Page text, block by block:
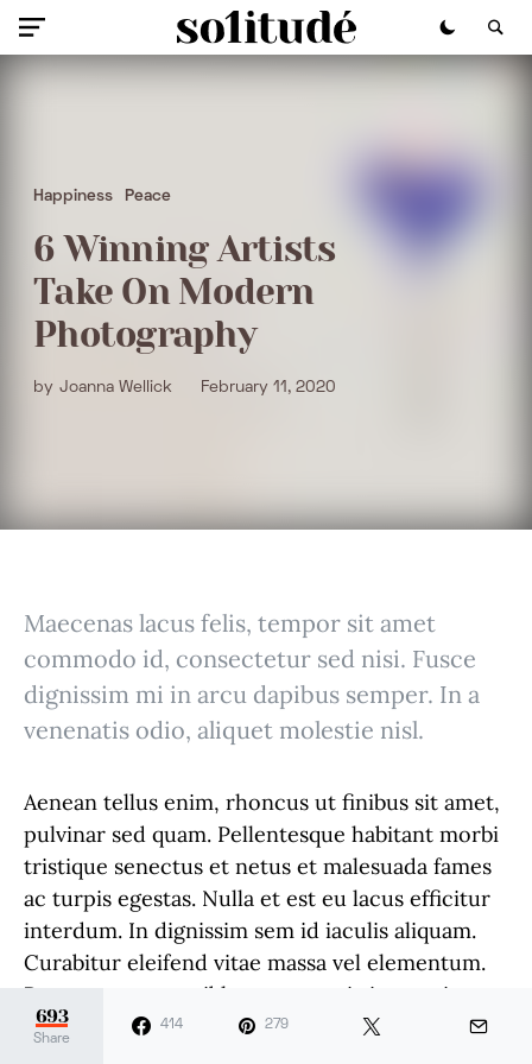
Happiness Peace
6 Winning Artists
Take On Modern
Photography
by Joanna Wellick February 11, 2020
Maecenas lacus felis, tempor sit amet
commodo id, consectetur sed nisi. Fusce
dignissim mi in arcu dapibus semper. In a
venenatis odio, aliquet molestie nisl.
Aenean tellus enim, rhoncus ut finibus sit amet,
pulvinar sed quam. Pellentesque habitant morbi
tristique senectus et netus et malesuada fames
ac turpis egestas. Nulla et est eu lacus efficitur
interdum. In dignissim sem id iaculis aliquam.
Curabitur eleifend vitae massa vel elementum.
Praesent cursus nibh ac sem sagittis porttitor
non non urna. Nam sit amet auctor sem.
693
Share
414 279